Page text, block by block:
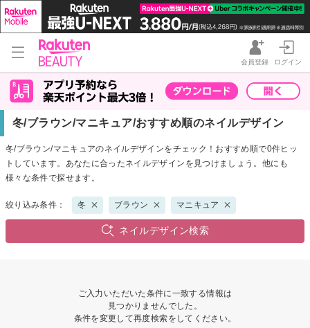
会員登録 ログイン
冬/ブラウン/マニキュア/おすすめ順のネイルデザイン
冬/ブラウン/マニキュアのネイルデザインをチェック！おすすめ順で0件ヒッ
トしています。あなたに合ったネイルデザインを見つけましょう。他にも
様々な条件で探せます。
絞り込み条件： 冬 ブラウン マニキュア
ネイルデザイン検索
ご入力いただいた条件に一致する情報は
見つかりませんでした。
条件を変更して再度検索をしてください。